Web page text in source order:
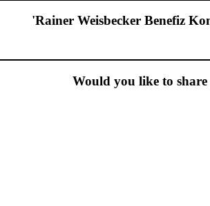
'Rainer Weisbecker Benefiz
Would you like to